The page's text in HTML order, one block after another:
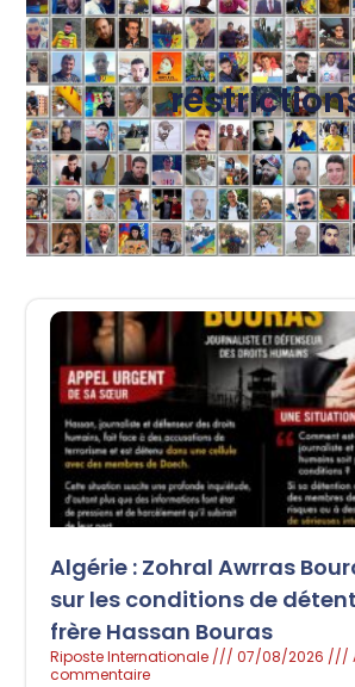
Algérie : Zohral Awrras
sur les conditions de
frère Hassan Bouras
Riposte Internationale 07/08/2026
commentaire